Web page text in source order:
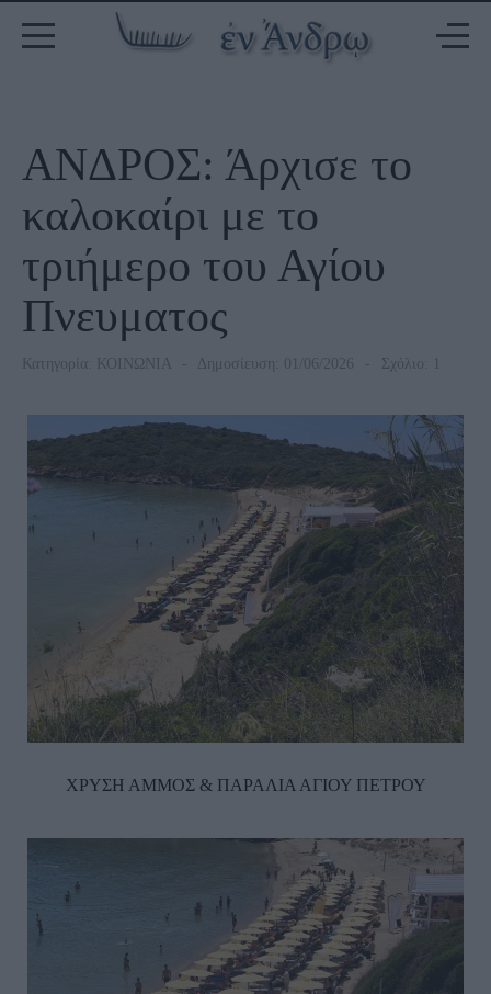
ΑΝΔΡΟΣ: Άρχισε το
καλοκαίρι με το
τριήμερο του Αγίου
Πνευματος
Κατηγορία: ΚΟΙΝΩΝΙΑ Δημοσίευση: 01/06/2026 Σχόλιο: 1
ΧΡΥΣΗ ΑΜΜΟΣ & ΠΑΡΑΛΙΑ ΑΓΙΟΥ ΠΕΤΡΟΥ